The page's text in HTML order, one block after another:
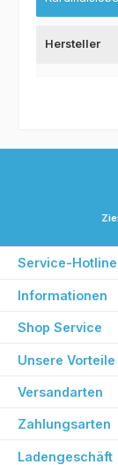
Hersteller
Service-Hotline
Informationen
Shop Service
Unsere Vorteile
Versandarten
Zahlungsarten
Ladengeschäft